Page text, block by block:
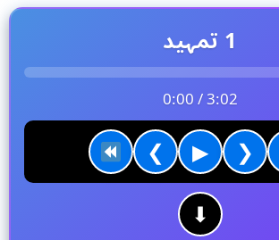
1 تمہید
0:00 / 3:02
❮ ▶ ❯
⬇